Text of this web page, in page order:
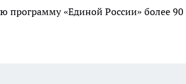
программу «Единой России» более